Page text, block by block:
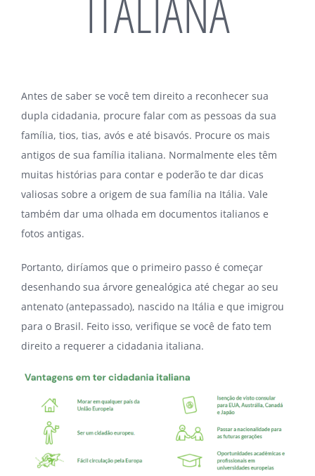
Antes de saber se você tem direito a reconhecer sua
dupla cidadania, procure falar com as pessoas da sua
família, tios, tias, avós e até bisavós. Procure os mais
antigos de sua família italiana. Normalmente eles têm
muitas histórias para contar e poderão te dar dicas
valiosas sobre a origem de sua família na Itália. Vale
também dar uma olhada em documentos italianos e
fotos antigas.
Portanto, diríamos que o primeiro passo é começar
desenhando sua árvore genealógica até chegar ao seu
antenato (antepassado), nascido na Itália e que imigrou
para o Brasil. Feito isso, verifique se você de fato tem
direito a requerer a cidadania italiana.